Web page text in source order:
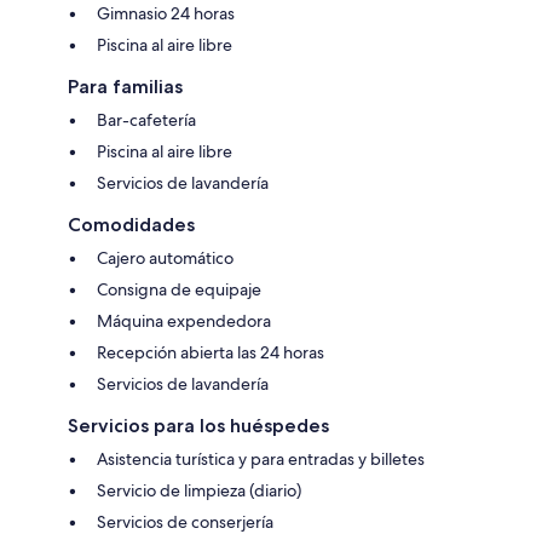
Gimnasio 24 horas
Piscina al aire libre
Para familias
Bar-cafetería
Piscina al aire libre
Servicios de lavandería
Comodidades
Cajero automático
Consigna de equipaje
Máquina expendedora
Recepción abierta las 24 horas
Servicios de lavandería
Servicios para los huéspedes
Asistencia turística y para entradas y billetes
Servicio de limpieza (diario)
Servicios de conserjería